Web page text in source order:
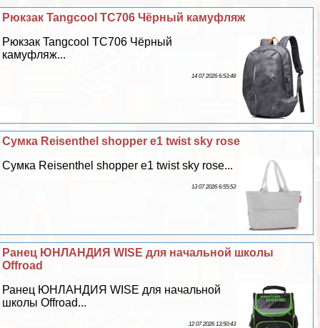
Рюкзак Tangcool TC706 Чёрный камуфляж
Рюкзак Tangcool TC706 Чёрный
камуфляж...
14 07 2026 6:53:48
Сумка Reisenthel shopper e1 twist sky rose
Сумка Reisenthel shopper e1 twist sky rose...
13 07 2026 6:55:53
Ранец ЮНЛАНДИЯ WISE для начальной школы
Offroad
Ранец ЮНЛАНДИЯ WISE для начальной
школы Offroad...
12 07 2026 13:50:43